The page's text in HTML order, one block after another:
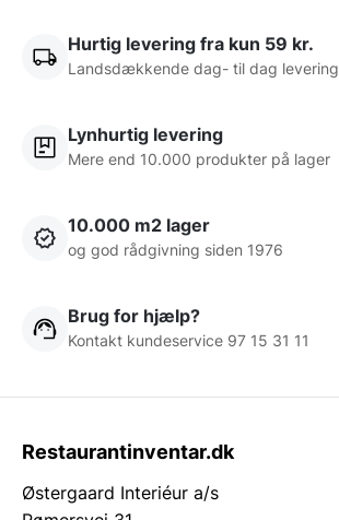
Hurtig levering fra kun 59 kr.
Landsdækkende dag- til dag levering
Lynhurtig levering
Mere end 10.000 produkter på lager
10.000 m2 lager
og god rådgivning siden 1976
Brug for hjælp?
Kontakt kundeservice 97 15 31 11
Restaurantinventar.dk
Østergaard Interiéur a/s